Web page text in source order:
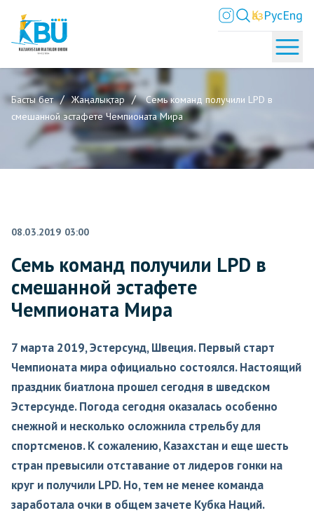
ҚазРусEng
Басты бет Жаңалықтар
Семь команд получили LPD в
смешанной эстафете Чемпионата Мира
08.03.2019 03:00
Семь команд получили LPD в
смешанной эстафете
Чемпионата Мира
7 марта 2019, Эстерсунд, Швеция. Первый старт
Чемпионата мира официально состоялся. Настоящий
праздник биатлона прошел сегодня в шведском
Эстерсунде. Погода сегодня оказалась особенно
снежной и несколько осложнила стрельбу для
спортсменов. К сожалению, Казахстан и еще шесть
стран превысили отставание от лидеров гонки на
круг и получили LPD. Но, тем не менее команда
заработала очки в общем зачете Кубка Наций.